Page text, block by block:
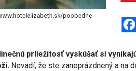
poobedne-
príležitosť vyskúšať si
Nevadí, že ste zaneprázdnený a na